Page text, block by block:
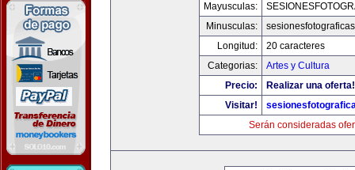
Mayusculas:
Minusculas:
Longitud:
20 caracteres
Categorias:
Artes y Cultura
Precio:
Realizar una oferta!
Visitar!
Serán consideradas